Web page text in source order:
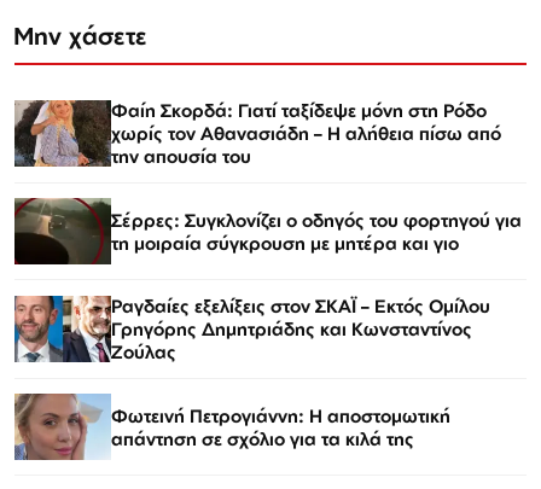
Μην χάσετε
Φαίη Σκορδά: Γιατί ταξίδεψε μόνη στη Ρόδο
χωρίς τον Αθανασιάδη – Η αλήθεια πίσω από
την απουσία του
Σέρρες: Συγκλονίζει ο οδηγός του φορτηγού για
τη μοιραία σύγκρουση με μητέρα και γιο
Ραγδαίες εξελίξεις στον ΣΚΑΪ – Εκτός Ομίλου
Γρηγόρης Δημητριάδης και Κωνσταντίνος
Ζούλας
Φωτεινή Πετρογιάννη: Η αποστομωτική
απάντηση σε σχόλιο για τα κιλά της